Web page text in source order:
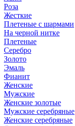
Роза
Жесткие
Плетеные с шармами
На черной нитке
Плетеные
Серебро
Золото
Эмаль
Фианит
Женские
Мужские
Женские золотые
Мужские серебряные
Женские серебряные